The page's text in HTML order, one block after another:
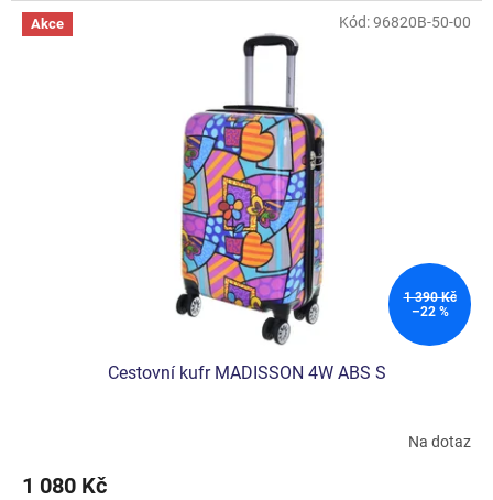
Akce
1 390 Kč
–22 %
Cestovní kufr MADISSON 4W ABS S
produktu
Na dotaz
1 080 Kč
Kód:96820B-50-00